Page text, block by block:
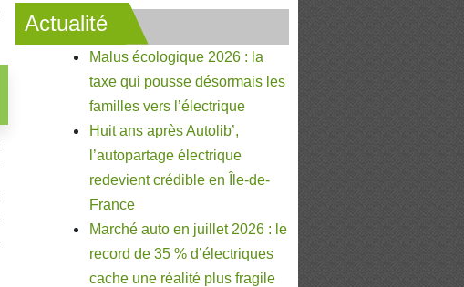
Actualité
Malus écologique 2026 : la
taxe qui pousse désormais les
familles vers l’électrique
Huit ans après Autolib’,
l’autopartage électrique
redevient crédible en Île-de-
France
Marché auto en juillet 2026 : le
record de 35 % d’électriques
cache une réalité plus fragile